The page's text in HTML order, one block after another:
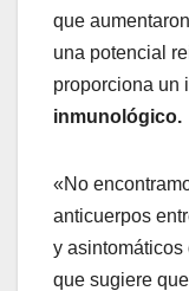
que
una potencial
proporciona un
inmunológico.
«No
anticuerpos
y
que sugiere